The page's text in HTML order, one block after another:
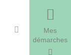
Mes
démarches